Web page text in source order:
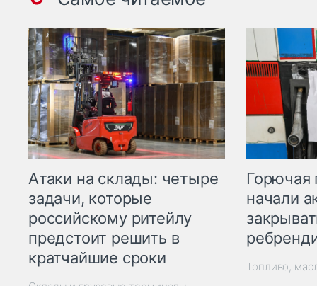
Атаки на склады: четыре
задачи, которые
российскому ритейлу
предстоит решить в
кратчайшие сроки
Горючая
начали
Топливо,